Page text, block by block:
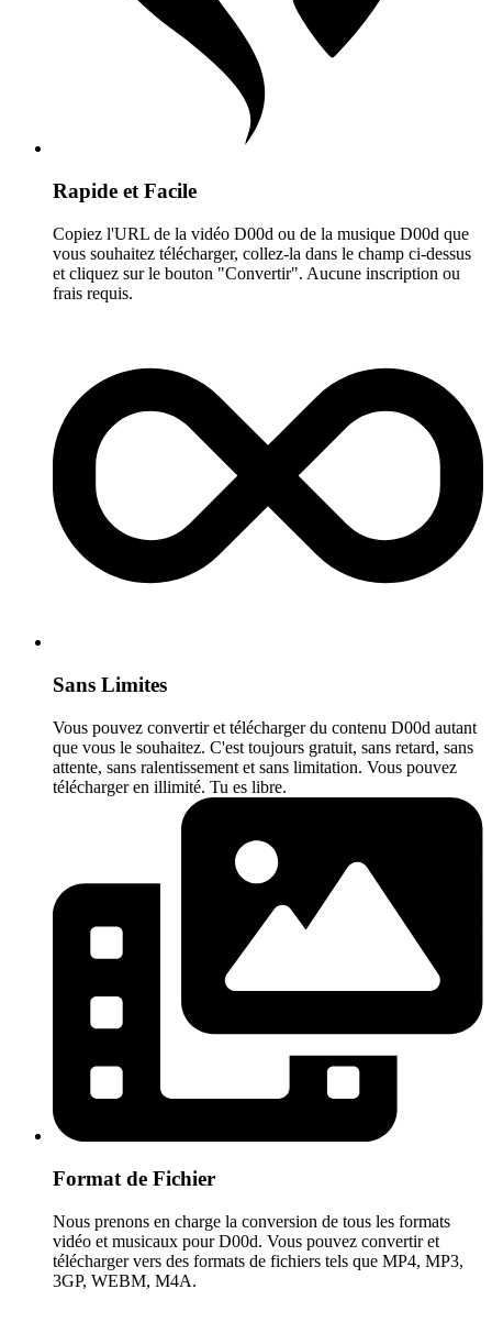
Rapide et Facile
Copiez l'URL de la vidéo D00d ou de la musique D00d que
vous souhaitez télécharger, collez-la dans le champ ci-dessus
et cliquez sur le bouton "Convertir". Aucune inscription ou
frais requis.
Sans Limites
Vous pouvez convertir et télécharger du contenu D00d autant
que vous le souhaitez. C'est toujours gratuit, sans retard, sans
attente, sans ralentissement et sans limitation. Vous pouvez
télécharger en illimité. Tu es libre.
Format de Fichier
Nous prenons en charge la conversion de tous les formats
vidéo et musicaux pour D00d. Vous pouvez convertir et
télécharger vers des formats de fichiers tels que MP4, MP3,
3GP, WEBM, M4A.